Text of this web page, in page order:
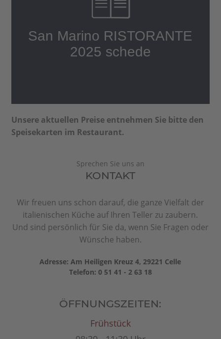
Unsere aktuellen Preise entnehmen Sie bitte den
Speisekarten im Restaurant.
Sprechen Sie uns an
KONTAKT
Wir freuen uns schon darauf, die ganze Vielfalt der
italienischen Küche auf Ihren Teller zu zaubern.
Und sind persönlich für Sie da, wenn Sie Fragen oder
Wünsche haben.
Adresse: Am Heiligen Kreuz 4, 29221 Celle
Telefon: 0 51 41 - 2 63 18
ÖFFNUNGSZEITEN:
Frühstück